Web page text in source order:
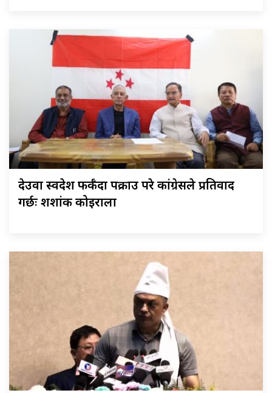
देउवा स्वदेश फर्कँदा पक्राउ परे कांग्रेसले प्रतिवाद
गर्छः शशांक कोइराला